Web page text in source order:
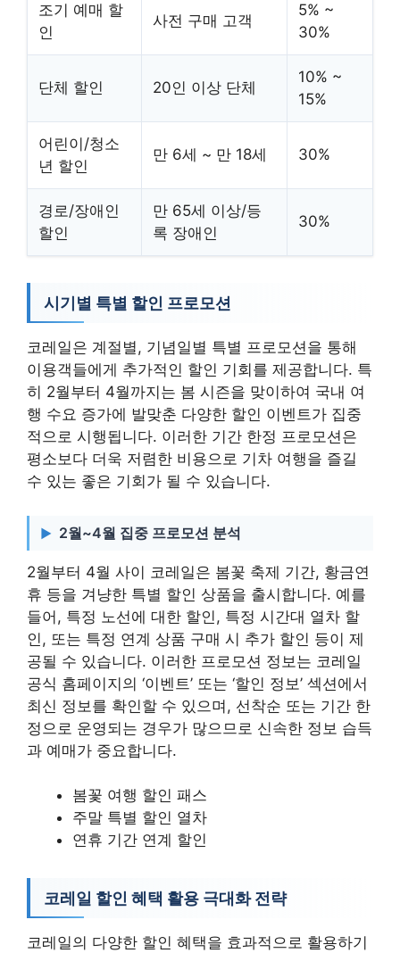
조기 예매 할
인
사전 구매 고객
5% ~
30%
단체 할인 20인 이상 단체
10% ~
15%
어린이/청소
년 할인
만 6세 ~ 만 18세 30%
경로/장애인
할인
만 65세 이상/등
록 장애인
30%
시기별 특별 할인 프로모션
코레일은 계절별, 기념일별 특별 프로모션을 통해
이용객들에게 추가적인 할인 기회를 제공합니다. 특
히 2월부터 4월까지는 봄 시즌을 맞이하여 국내 여
행 수요 증가에 발맞춘 다양한 할인 이벤트가 집중
적으로 시행됩니다. 이러한 기간 한정 프로모션은
평소보다 더욱 저렴한 비용으로 기차 여행을 즐길
수 있는 좋은 기회가 될 수 있습니다.
2월~4월 집중 프로모션 분석
2월부터 4월 사이 코레일은 봄꽃 축제 기간, 황금연
휴 등을 겨냥한 특별 할인 상품을 출시합니다. 예를
들어, 특정 노선에 대한 할인, 특정 시간대 열차 할
인, 또는 특정 연계 상품 구매 시 추가 할인 등이 제
공될 수 있습니다. 이러한 프로모션 정보는 코레일
공식 홈페이지의 ‘이벤트’ 또는 ‘할인 정보’ 섹션에서
최신 정보를 확인할 수 있으며, 선착순 또는 기간 한
정으로 운영되는 경우가 많으므로 신속한 정보 습득
과 예매가 중요합니다.
봄꽃 여행 할인 패스
주말 특별 할인 열차
연휴 기간 연계 할인
코레일 할인 혜택 활용 극대화 전략
코레일의 다양한 할인 혜택을 효과적으로 활용하기